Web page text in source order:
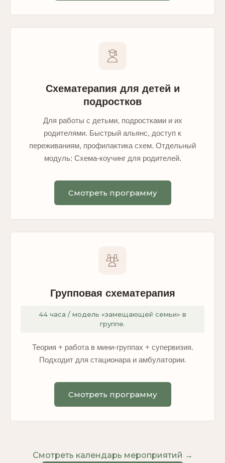
Схематерапия для детей и
подростков
Для работы с детьми, подростками и их
родителями. Быстрый альянс, доступ к
переживаниям, профилактика схем. Отдельный
модуль: Схема-коучинг для родителей.
Смотреть программу
Групповая схематерапия
44 часа / модель «замещающей семьи» в
группе.
Теория + работа в мини-группах + супервизия.
Подходит для стационара и амбулатории.
Смотреть программу
Смотреть календарь мероприятий →